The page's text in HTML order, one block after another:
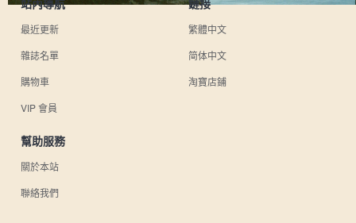
最近更新
雜誌名單
購物車
VIP 會員
繁體中文
简体中文
淘寶店鋪
幫助服務
關於本站
聯絡我們